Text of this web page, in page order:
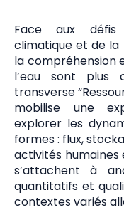
Face aux défis
climatique et de la
la compréhension
l’eau sont plus
transverse
mobilise une
explorer les
formes : flux,
activités humaines
s’attachent à
quantitatifs et
contextes variés